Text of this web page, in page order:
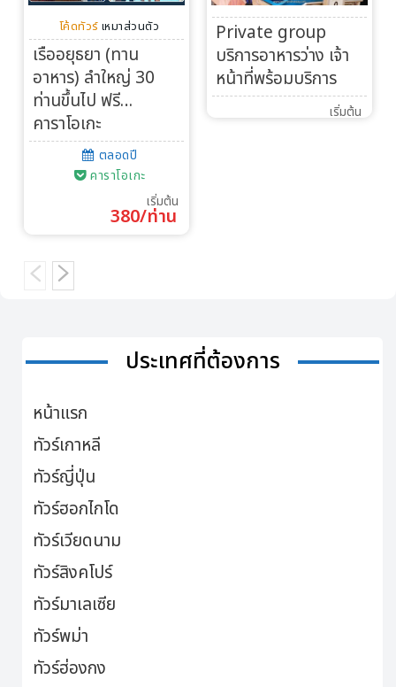
โค้ดทัวร์ เหมาส่วนตัว
เรืออยุธยา (ทาน
อาหาร) ลำใหญ่ 30
ท่านขึ้นไป ฟรี…
คาราโอเกะ
ตลอดปี
คาราโอเกะ
เริ่มต้น
380/ท่าน
Private group
บริการอาหารว่าง เจ้า
หน้าที่พร้อมบริการ
เริ่มต้น
ประเทศที่ต้องการ
หน้าแรก
ทัวร์เกาหลี
ทัวร์ญี่ปุ่น
ทัวร์ฮอกไกโด
ทัวร์เวียดนาม
ทัวร์สิงคโปร์
ทัวร์มาเลเซีย
ทัวร์พม่า
ทัวร์ฮ่องกง